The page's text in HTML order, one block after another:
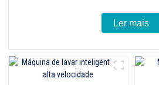
Ler mais